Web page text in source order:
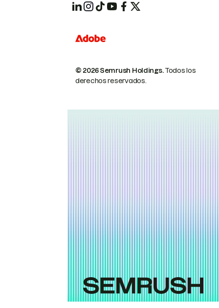
© 2026 Semrush Holdings.Todos los
derechos reservados.